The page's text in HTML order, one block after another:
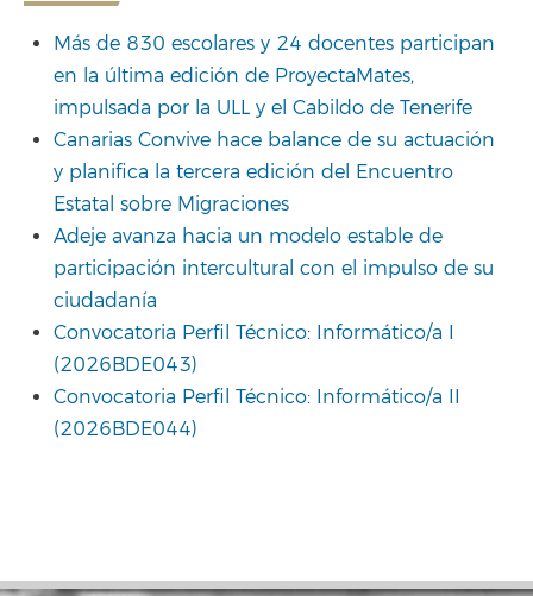
Más de 830 escolares y 24 docentes participan
en la última edición de ProyectaMates,
impulsada por la ULL y el Cabildo de Tenerife
Canarias Convive hace balance de su actuación
y planifica la tercera edición del Encuentro
Estatal sobre Migraciones
Adeje avanza hacia un modelo estable de
participación intercultural con el impulso de su
ciudadanía
Convocatoria Perfil Técnico: Informático/a I
(2026BDE043)
Convocatoria Perfil Técnico: Informático/a II
(2026BDE044)